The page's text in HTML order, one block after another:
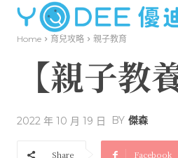
Home 育兒攻略 親子教育
【親子
2022 年 10 月 19 日 BY 傑森
Share Facebook